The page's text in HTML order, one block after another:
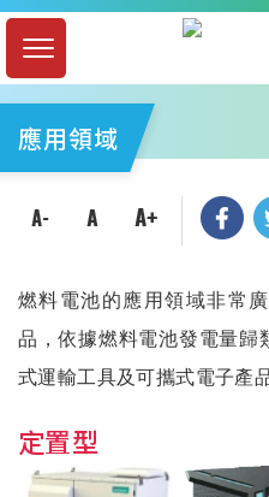
應用領域
燃料電池的應用領域非常
品，依據燃料電池發電量歸
式運輸工具及可攜式電子產
定置型